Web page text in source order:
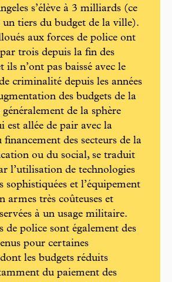
s’élève à 3 milliards (ce
un tiers du budget de la ville).
aux forces de police ont
trois depuis la fin des
ils n’ont pas baissé avec le
criminalité depuis les années
des budgets de la
de la sphère
est allée de pair avec la
des secteurs de la
ou du social, se traduit
l’utilisation de technologies
sophistiquées et l’équipement
armes très coûteuses et
à un usage militaire.
de police sont également des
pour certaines
les budgets réduits
du paiement des